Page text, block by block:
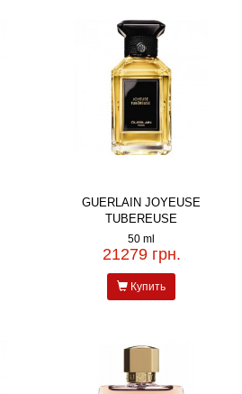
GUERLAIN JOYEUSE
TUBEREUSE
50 ml
21279 грн.
Купить